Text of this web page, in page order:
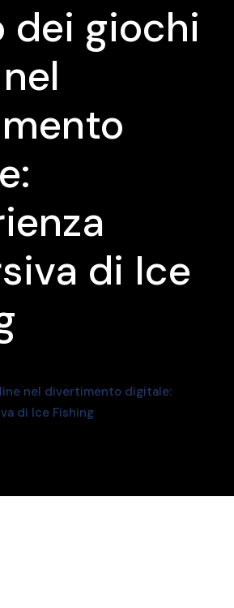
dei giochi
di Ice
nel divertimento digitale:
di Ice Fishing